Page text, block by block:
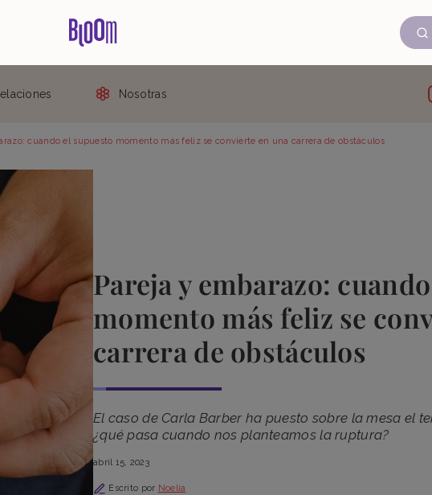
Nosotras
cuando el supuesto momento más feliz se convierte en una carrera de obstáculos
Pareja y embarazo:
momento más feliz se
carrera de obstáculos
El caso de Carla Barber ha puesto sobre la mesa el
¿qué pasa cuando nos planteamos la ruptura?
abril 15, 2023
Escrito por Noelia